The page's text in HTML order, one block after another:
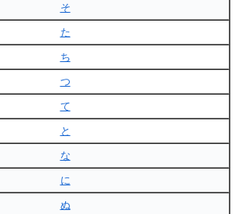
そ
た
ち
つ
て
と
な
に
ぬ